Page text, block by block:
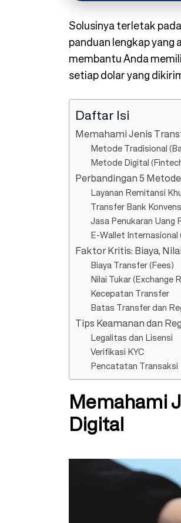
Solusinya terletak
panduan lengkap yang
membantu Anda
setiap dolar yang
Daftar Isi
Memahami Jenis
Metode Tradisional
Metode Digital
Perbandingan 5
Layanan Remitansi
Transfer Bank
Jasa Penukaran Uang
E-Wallet Internasional
Faktor Kritis: Biaya,
Biaya Transfer (Fees)
Nilai Tukar (Exchange
Kecepatan Transfer
Batas Transfer dan
Tips Keamanan dan
Legalitas dan Lisensi
Verifikasi KYC
Pencatatan Transaksi
Memahami
Digital